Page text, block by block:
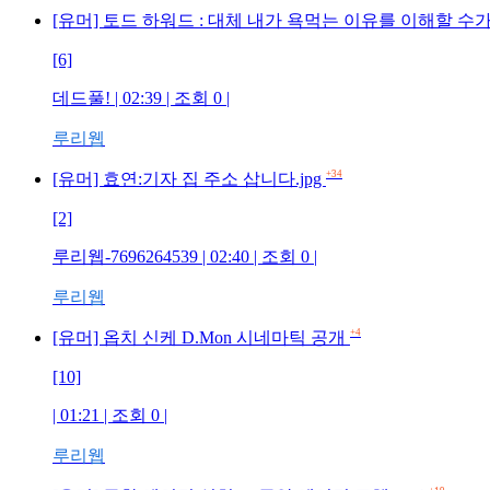
[유머] 토드 하워드 : 대체 내가 욕먹는 이유를 이해할 수
[6]
데드풀! | 02:39 | 조회 0 |
루리웹
[유머] 효연:기자 집 주소 삽니다.jpg +34
[2]
루리웹-7696264539 | 02:40 | 조회 0 |
루리웹
[유머] 옵치 신케 D.Mon 시네마틱 공개 +4
[10]
| 01:21 | 조회 0 |
루리웹